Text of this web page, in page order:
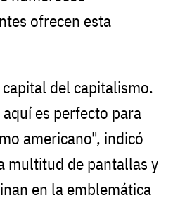
ofrecen esta
del capitalismo.
es perfecto para
americano", indicó
multitud de pantallas y
en la emblemática